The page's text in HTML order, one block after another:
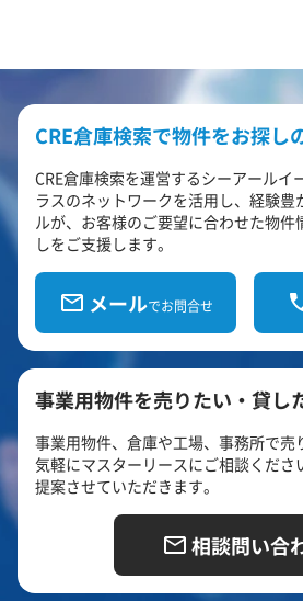
CRE倉庫検索で物件をお探し
CRE倉庫検索を運営するシーアールイ
ラスのネットワークを活用し、経験豊
ルが、お客様のご要望に合わせた物件
しをご支援します。
メールでお問合せ
事業用物件を売りたい・貸し
事業用物件、倉庫や工場、事務所で売
気軽にマスターリースにご相談くださ
提案させていただきます。
相談問い合